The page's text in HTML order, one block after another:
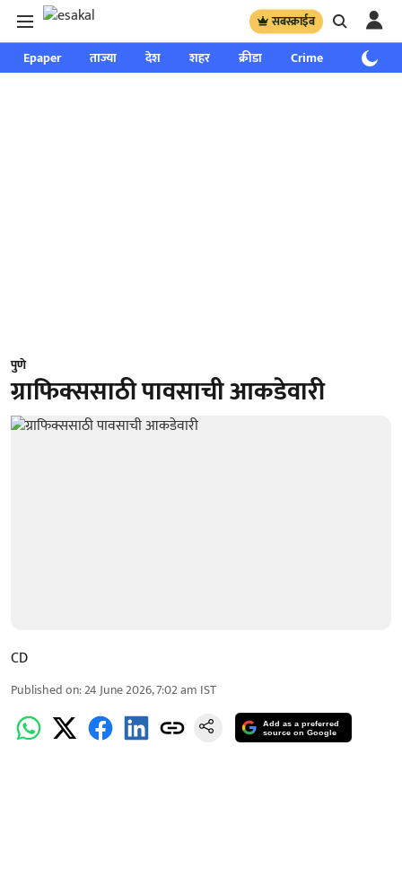
सबस्क्राईब
Epaper ताज्या देश शहर क्रीडा Crime साप्ताहिक
पुणे
ग्राफिक्ससाठी पावसाची आकडेवारी
CD
Published on:24 June 2026, 7:02 am IST
Add as a preferred
source on Google